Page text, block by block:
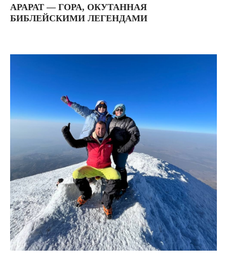
АРАРАТ — ГОРА, ОКУТАННАЯ
БИБЛЕЙСКИМИ ЛЕГЕНДАМИ